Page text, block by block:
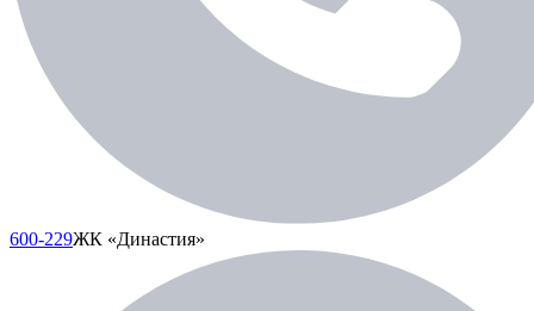
600-229ЖК «Династия»